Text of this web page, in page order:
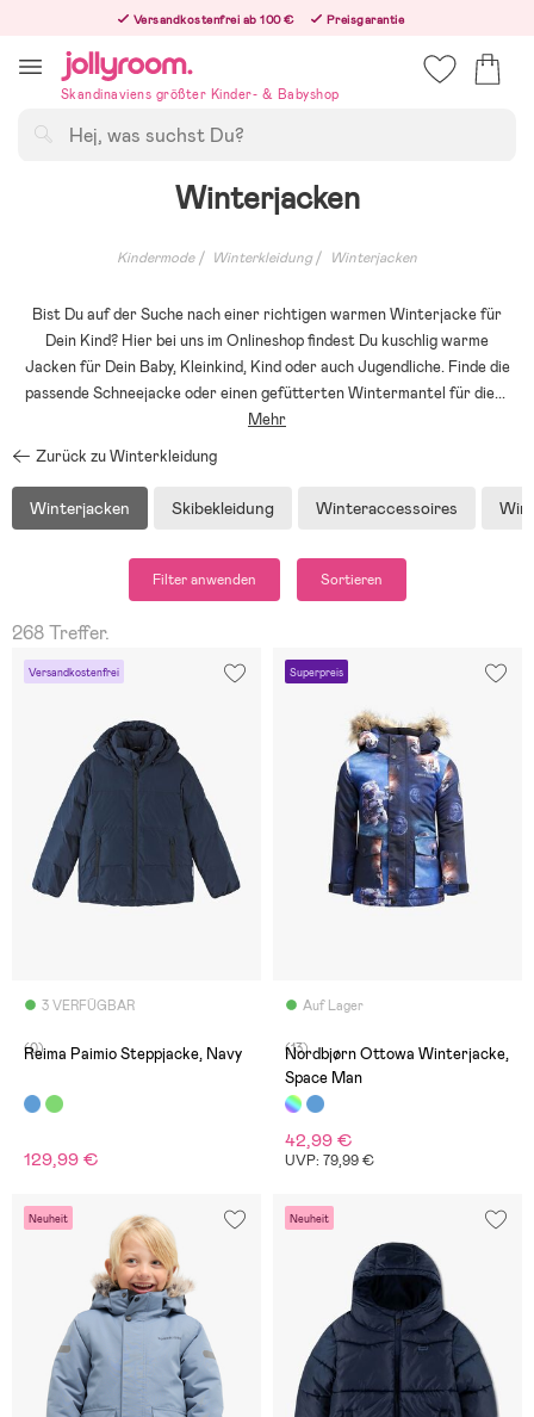
innehållet
Versandkostenfrei ab 100 €
Preisgarantie
Bestelle heute, dann versenden wir direkt nach dem Feiertag
Skandinaviens größter Kinder- & Babyshop
Winterjacken
Kindermode Winterkleidung Winterjacken
Bist Du auf der Suche nach einer richtigen warmen Winterjacke für
Dein Kind? Hier bei uns im Onlineshop findest Du kuschlig warme
Jacken für Dein Baby, Kleinkind, Kind oder auch Jugendliche. Finde die
passende Schneejacke oder einen gefütterten Wintermantel für die...
Mehr
Zurück zu Winterkleidung
Winterjacken Skibekleidung Winteraccessoires
Filter anwenden Sortieren
268 Treffer.
Versandkostenfrei
3 VERFÜGBAR
(0)
Reima Paimio Steppjacke, Navy
129,99 €
Superpreis
Auf Lager
(13)
Nordbjørn Ottowa Winterjacke,
Space Man
42,99 €
UVP: 79,99 €
Neuheit Neuheit